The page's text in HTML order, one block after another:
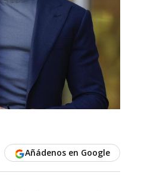
Añádenos en Google